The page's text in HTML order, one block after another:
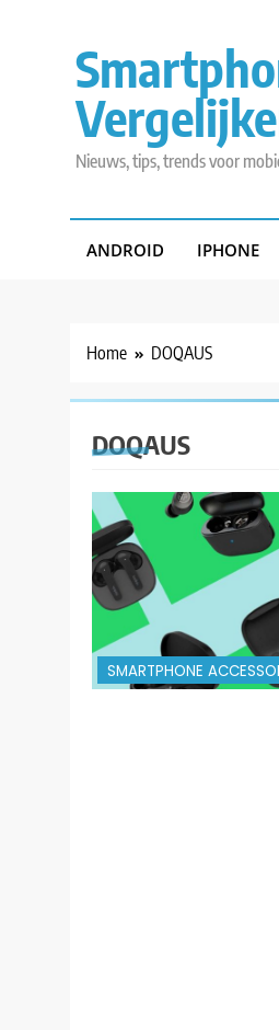
Nieuws, tips, trends voor
ANDROID IPHONE
Home DOQAUS
DOQAUS
SMARTPHONE